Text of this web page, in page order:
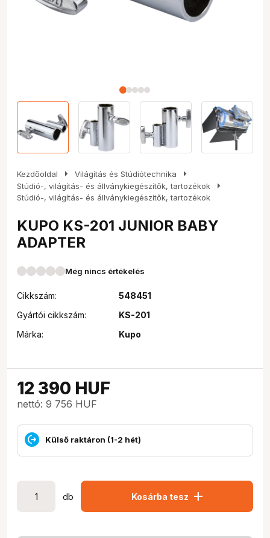
Kezdőoldal arrow_right Világítás és Stúdiótechnika arrow_right
Stúdió-, világítás- és állványkiegészítők, tartozékok arrow_right
Stúdió-, világítás- és állványkiegészítők, tartozékok
KUPO KS-201 JUNIOR BABY
ADAPTER
Még nincs értékelés
Cikkszám:
548451
Gyártói cikkszám:
KS-201
Márka:
Kupo
12 390 HUF
nettó: 9 756 HUF
Külső raktáron (1-2 hét)
db Kosárba tesz add